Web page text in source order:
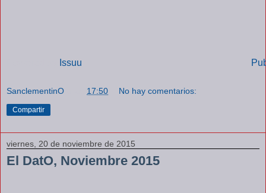
Issuu
SanclementinO 17:50 No hay comentarios:
Compartir
viernes, 20 de noviembre de 2015
El DatO, Noviembre 2015